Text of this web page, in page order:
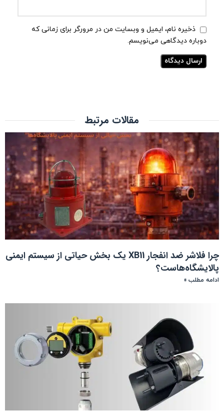
ذخیره نام، ایمیل و وبسایت من در مرورگر برای زمانی که
دوباره دیدگاهی می‌نویسم.
مقالات مرتبط
چرا فلاشر ضد انفجار XB11 یک بخش حیاتی از سیستم ایمنی
پالایشگاه‌هاست؟
ادامه مطلب »